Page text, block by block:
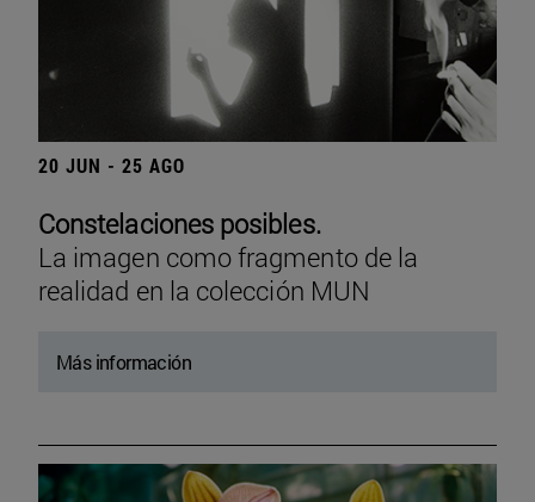
20 JUN - 25 AGO
Constelaciones posibles.
La imagen como fragmento de la
realidad en la colección MUN
Más información